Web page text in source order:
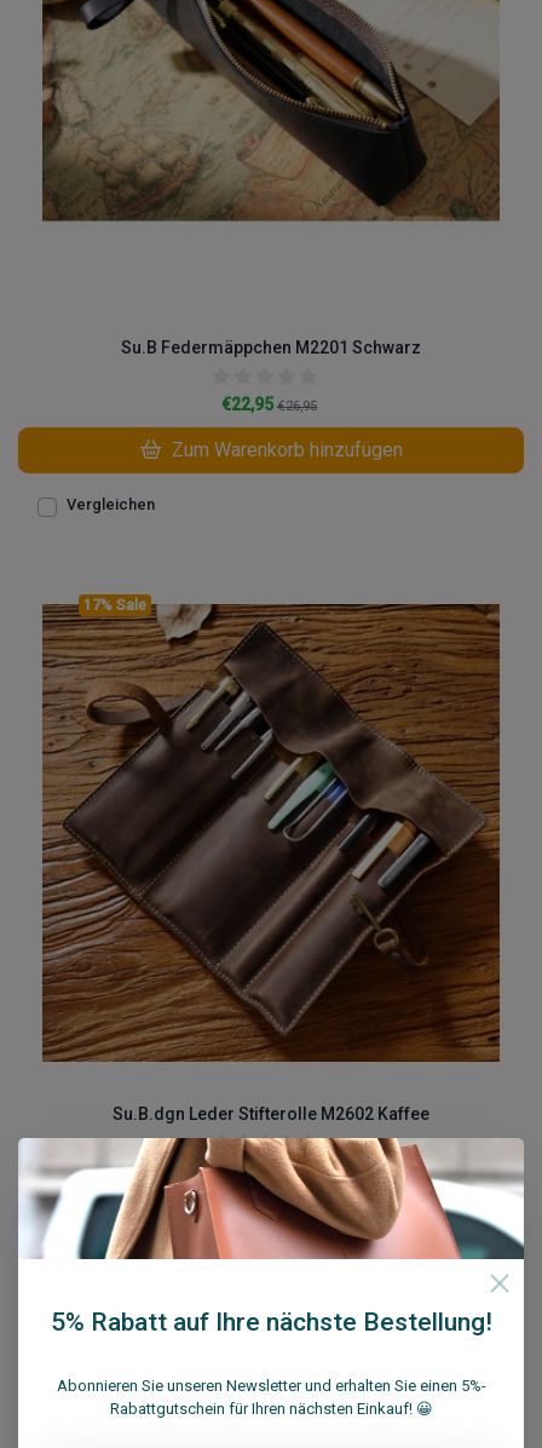
Su.B Federmäppchen M2201 Schwarz
€22,95€26,95
Zum Warenkorb hinzufügen
Vergleichen
17% Sale
Su.B.dgn Leder Stifterolle M2602 Kaffee
€23,95€28,95
Zum Warenkorb hinzufügen
5% Rabatt auf Ihre nächste Bestellung!
Abonnieren Sie unseren Newsletter und erhalten Sie einen 5%-
Rabattgutschein für Ihren nächsten Einkauf! 😀